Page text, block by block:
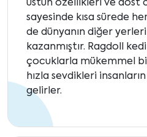
üstün özellikleri ve dost
sayesinde kısa sürede
de dünyanın diğer
kazanmıştır. Ragdoll
çocuklarla mükemmel
hızla sevdikleri
gelirler.